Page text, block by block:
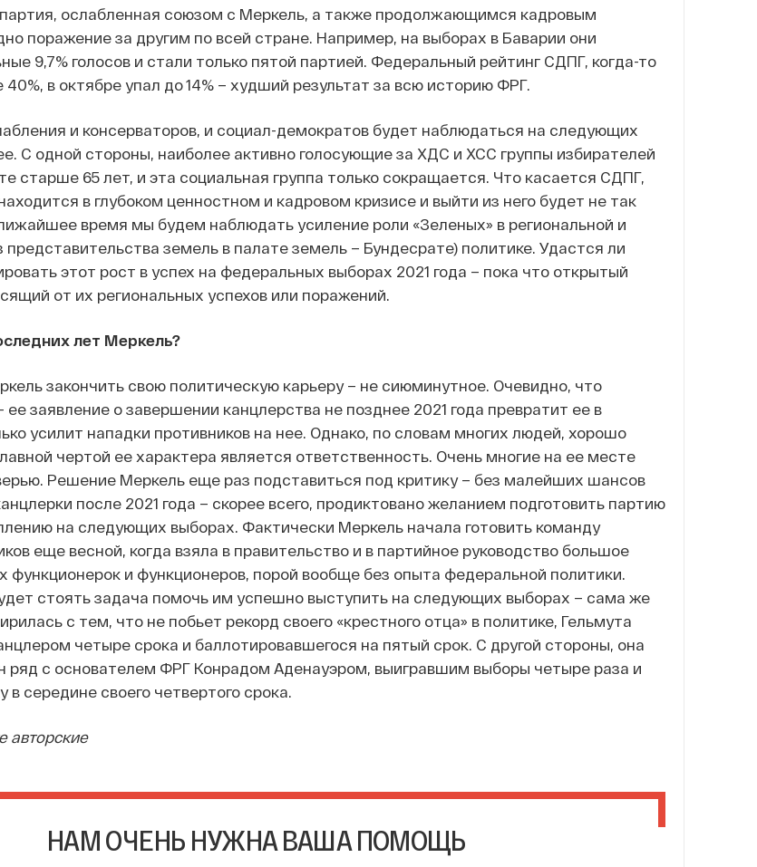
ослабленная союзом с Меркель, а также продолжающимся кадровым
поражение за другим по всей стране. Например, на выборах в Баварии они
9,7% голосов и стали только пятой партией. Федеральный рейтинг СДПГ, когда-то
в октябре упал до 14% – худший результат за всю историю ФРГ.
и консерваторов, и социал-демократов будет наблюдаться на следующих
С одной стороны, наиболее активно голосующие за ХДС и ХСС группы избирателей
старше 65 лет, и эта социальная группа только сокращается. Что касается СДПГ,
в глубоком ценностном и кадровом кризисе и выйти из него будет не так
время мы будем наблюдать усиление роли «Зеленых» в региональной и
земель в палате земель – Бундесрате) политике. Удастся ли
этот рост в успех на федеральных выборах 2021 года – пока что открытый
от их региональных успехов или поражений.
лет Меркель?
закончить свою политическую карьеру – не сиюминутное. Очевидно, что
заявление о завершении канцлерства не позднее 2021 года превратит ее в
усилит нападки противников на нее. Однако, по словам многих людей, хорошо
чертой ее характера является ответственность. Очень многие на ее месте
Решение Меркель еще раз подставиться под критику – без малейших шансов
после 2021 года – скорее всего, продиктовано желанием подготовить партию
на следующих выборах. Фактически Меркель начала готовить команду
еще весной, когда взяла в правительство и в партийное руководство большое
функционерок и функционеров, порой вообще без опыта федеральной политики.
стоять задача помочь им успешно выступить на следующих выборах – сама же
с тем, что не побьет рекорд своего «крестного отца» в политике, Гельмута
четыре срока и баллотировавшегося на пятый срок. С другой стороны, она
ряд с основателем ФРГ Конрадом Аденауэром, выигравшим выборы четыре раза и
середине своего четвертого срока.
авторские
НАМ ОЧЕНЬ НУЖНА ВАША ПОМОЩЬ